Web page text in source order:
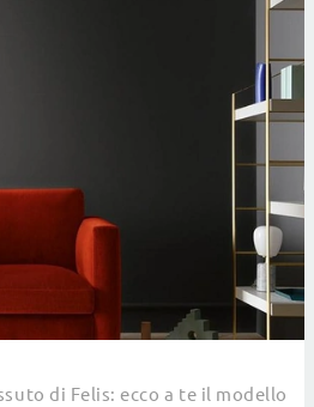
di Felis: ecco a te il modello